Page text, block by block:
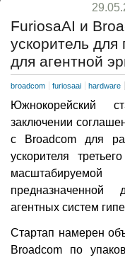
FuriosaAI и
ускоритель
для агентной
broadcom furiosaai hardware
Южнокорейский
заключении
с Broadcom для
ускорителя
предназначенной
агентных систем
Стартап намерен
Broadcom по